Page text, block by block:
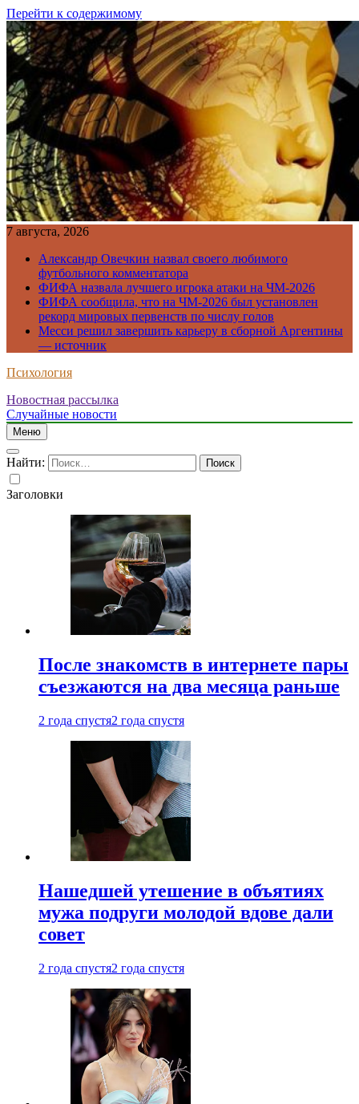
Перейти к содержимому
7 августа, 2026
Александр Овечкин назвал своего любимого
футбольного комментатора
ФИФА назвала лучшего игрока атаки на ЧМ-2026
ФИФА сообщила, что на ЧМ-2026 был установлен
рекорд мировых первенств по числу голов
Месси решил завершить карьеру в сборной Аргентины
— источник
Психология
Новостная рассылка
Случайные новости
Меню
Найти:
Заголовки
После знакомств в интернете пары
съезжаются на два месяца раньше
2 года спустя2 года спустя
Нашедшей утешение в объятиях
мужа подруги молодой вдове дали
совет
2 года спустя2 года спустя